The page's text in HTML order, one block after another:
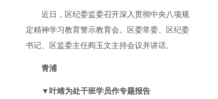
近日，区纪委监委召开深入贯彻中央八项规
定精神学习教育警示教育会。区委常委、区纪委
书记、区监委主任阎玉文主持会议并讲话。
青浦
▼ 叶靖为处干班学员作专题报告